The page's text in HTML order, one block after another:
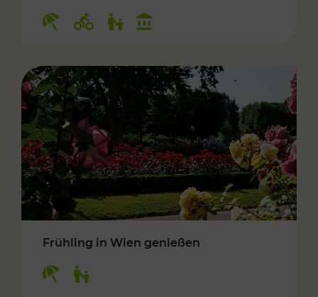
Frühling in Wien genießen